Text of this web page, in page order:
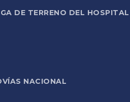
DE TERRENO DEL HOSPITAL
NACIONAL